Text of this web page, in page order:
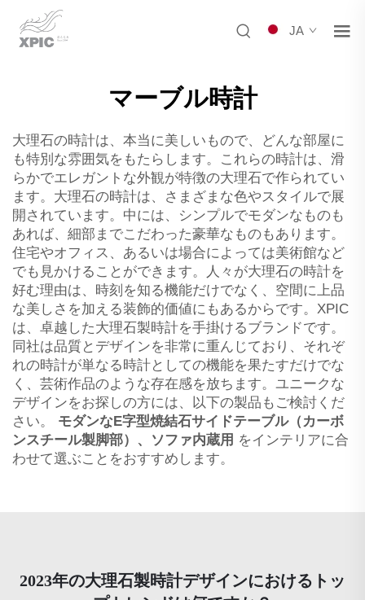
JA
マーブル時計
大理石の時計は、本当に美しいもので、どんな部屋に
も特別な雰囲気をもたらします。これらの時計は、滑
らかでエレガントな外観が特徴の大理石で作られてい
ます。大理石の時計は、さまざまな色やスタイルで展
開されています。中には、シンプルでモダンなものも
あれば、細部までこだわった豪華なものもあります。
住宅やオフィス、あるいは場合によっては美術館など
でも見かけることができます。人々が大理石の時計を
好む理由は、時刻を知る機能だけでなく、空間に上品
な美しさを加える装飾的価値にもあるからです。XPIC
は、卓越した大理石製時計を手掛けるブランドです。
同社は品質とデザインを非常に重んじており、それぞ
れの時計が単なる時計としての機能を果たすだけでな
く、芸術作品のような存在感を放ちます。ユニークな
デザインをお探しの方には、以下の製品もご検討くだ
さい。 モダンなE字型焼結石サイドテーブル（カーボ
ンスチール製脚部）、ソファ内蔵用 をインテリアに合
わせて選ぶことをおすすめします。
2023年の大理石製時計デザインにおけるトッ